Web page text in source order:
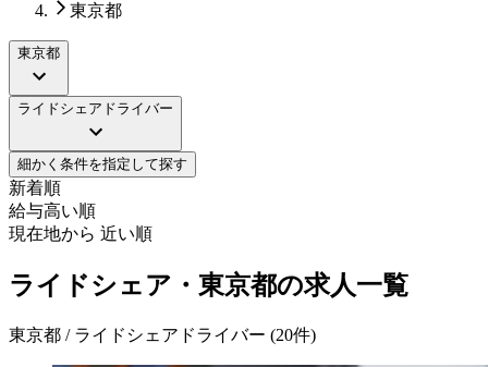
東京都
東京都
ライドシェアドライバー
細かく条件を指定して探す
新着順
給与高い順
現在地から 近い順
ライドシェア・東京都の求人一覧
東京都 / ライドシェアドライバー (20件)